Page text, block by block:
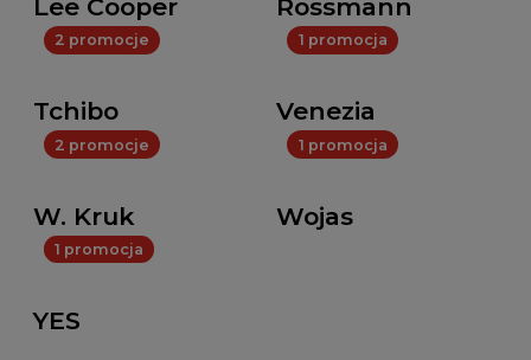
Lee Cooper Rossmann
2 promocje
Tchibo
1 promocja
Venezia
2 promocje
W. Kruk
1 promocja
Wojas
1 promocja
YES